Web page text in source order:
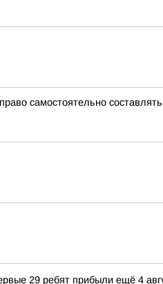
самостоятельно
29 ребят прибыли ещё 4